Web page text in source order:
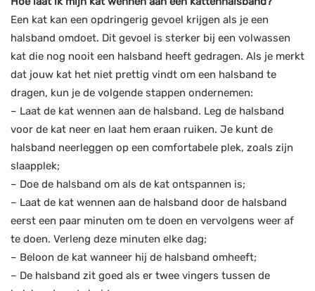
Een kat kan een opdringerig gevoel krijgen als je een
halsband omdoet. Dit gevoel is sterker bij een volwassen
kat die nog nooit een halsband heeft gedragen. Als je merkt
dat jouw kat het niet prettig vindt om een halsband te
dragen, kun je de volgende stappen ondernemen:
– Laat de kat wennen aan de halsband. Leg de halsband
voor de kat neer en laat hem eraan ruiken. Je kunt de
halsband neerleggen op een comfortabele plek, zoals zijn
slaapplek;
– Doe de halsband om als de kat ontspannen is;
– Laat de kat wennen aan de halsband door de halsband
eerst een paar minuten om te doen en vervolgens weer af
te doen. Verleng deze minuten elke dag;
– Beloon de kat wanneer hij de halsband omheeft;
– De halsband zit goed als er twee vingers tussen de